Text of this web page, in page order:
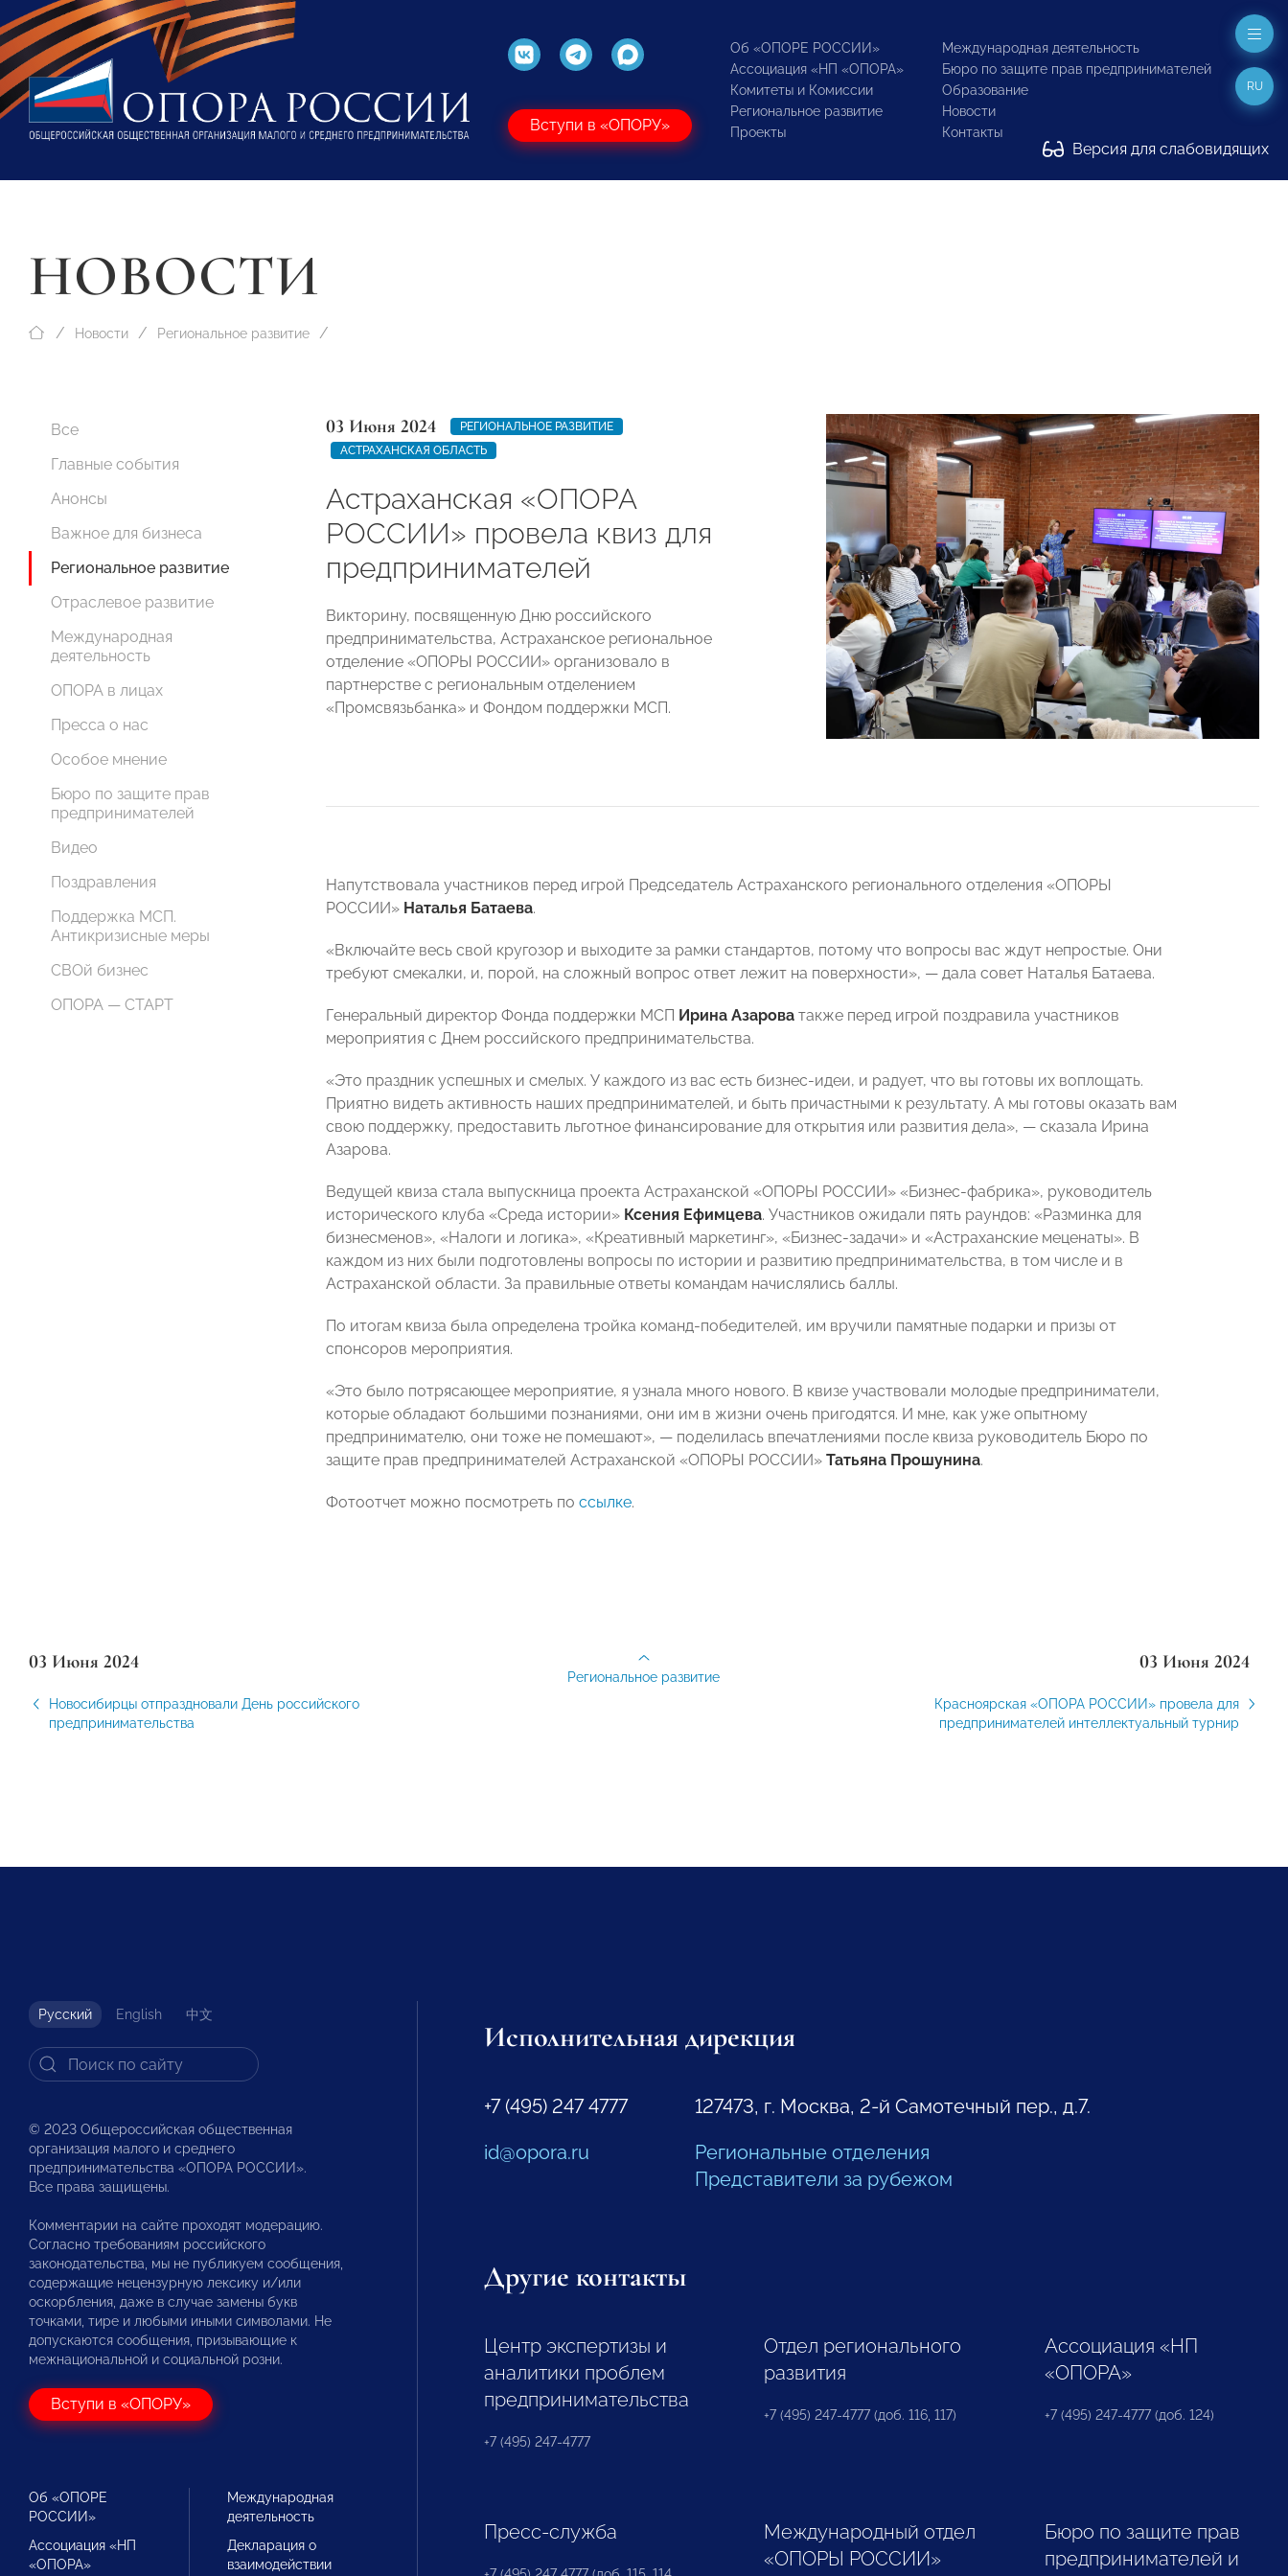
Вступи в «ОПОРУ»
Об «ОПОРЕ РОССИИ»
Ассоциация «НП «ОПОРА»
Комитеты и Комиссии
Региональное развитие
Проекты
Международная деятельность
Бюро по защите прав предпринимателей
Образование
Новости
Контакты
Версия для слабовидящих
RU
НОВОСТИ
Новости Региональное развитие
Все
Главные события
Анонсы
Важное для бизнеса
Региональное развитие
Отраслевое развитие
Международная
деятельность
ОПОРА в лицах
Пресса о нас
Особое мнение
Бюро по защите прав
предпринимателей
Видео
Поздравления
Поддержка МСП.
Антикризисные меры
СВОй бизнес
ОПОРА — СТАРТ
03 Июня 2024
РЕГИОНАЛЬНОЕ РАЗВИТИЕ
АСТРАХАНСКАЯ ОБЛАСТЬ
Астраханская «ОПОРА
РОССИИ» провела квиз для
предпринимателей
Викторину, посвященную Дню российского
предпринимательства, Астраханское региональное
отделение «ОПОРЫ РОССИИ» организовало в
партнерстве с региональным отделением
«Промсвязьбанка» и Фондом поддержки МСП.
Напутствовала участников перед игрой Председатель Астраханского регионального отделения «ОПОРЫ
РОССИИ» Наталья Батаева.
«Включайте весь свой кругозор и выходите за рамки стандартов, потому что вопросы вас ждут непростые. Они
требуют смекалки, и, порой, на сложный вопрос ответ лежит на поверхности», — дала совет Наталья Батаева.
Генеральный директор Фонда поддержки МСП Ирина Азарова также перед игрой поздравила участников
мероприятия с Днем российского предпринимательства.
«Это праздник успешных и смелых. У каждого из вас есть бизнес-идеи, и радует, что вы готовы их воплощать.
Приятно видеть активность наших предпринимателей, и быть причастными к результату. А мы готовы оказать вам
свою поддержку, предоставить льготное финансирование для открытия или развития дела», — сказала Ирина
Азарова.
Ведущей квиза стала выпускница проекта Астраханской «ОПОРЫ РОССИИ» «Бизнес-фабрика», руководитель
исторического клуба «Среда истории» Ксения Ефимцева. Участников ожидали пять раундов: «Разминка для
бизнесменов», «Налоги и логика», «Креативный маркетинг», «Бизнес-задачи» и «Астраханские меценаты». В
каждом из них были подготовлены вопросы по истории и развитию предпринимательства, в том числе и в
Астраханской области. За правильные ответы командам начислялись баллы.
По итогам квиза была определена тройка команд-победителей, им вручили памятные подарки и призы от
спонсоров мероприятия.
«Это было потрясающее мероприятие, я узнала много нового. В квизе участвовали молодые предприниматели,
которые обладают большими познаниями, они им в жизни очень пригодятся. И мне, как уже опытному
предпринимателю, они тоже не помешают», — поделилась впечатлениями после квиза руководитель Бюро по
защите прав предпринимателей Астраханской «ОПОРЫ РОССИИ» Татьяна Прошунина.
Фотоотчет можно посмотреть по ссылке.
03 Июня 2024
Новосибирцы отпраздновали День российского
предпринимательства
03 Июня 2024
Красноярская «ОПОРА РОССИИ» провела для
предпринимателей интеллектуальный турнир
Региональное развитие
Русский English 中文
© 2023 Общероссийская общественная
организация малого и среднего
предпринимательства «ОПОРА РОССИИ».
Все права защищены.
Комментарии на сайте проходят модерацию.
Согласно требованиям российского
законодательства, мы не публикуем сообщения,
содержащие нецензурную лексику и/или
оскорбления, даже в случае замены букв
точками, тире и любыми иными символами. Не
допускаются сообщения, призывающие к
межнациональной и социальной розни.
Вступи в «ОПОРУ»
Об «ОПОРЕ
РОССИИ»
Ассоциация «НП
«ОПОРА»
Международная
деятельность
Декларация о
взаимодействии
Исполнительная дирекция
+7 (495) 247 4777
id@opora.ru
127473, г. Москва, 2-й Самотечный пер., д.7.
Региональные отделения
Представители за рубежом
Другие контакты
Центр экспертизы и
аналитики проблем
предпринимательства
+7 (495) 247-4777
Отдел регионального
развития
+7 (495) 247-4777 (доб. 116, 117)
Ассоциация «НП
«ОПОРА»
+7 (495) 247-4777 (доб. 124)
Пресс-служба
Международный отдел
«ОПОРЫ РОССИИ»
Бюро по защите прав
предпринимателей и